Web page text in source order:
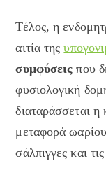
Τέλος, η
αιτία της
συμφύσεις που
φυσιολογική
διαταράσσεται η
μεταφορά
σάλπιγγες και